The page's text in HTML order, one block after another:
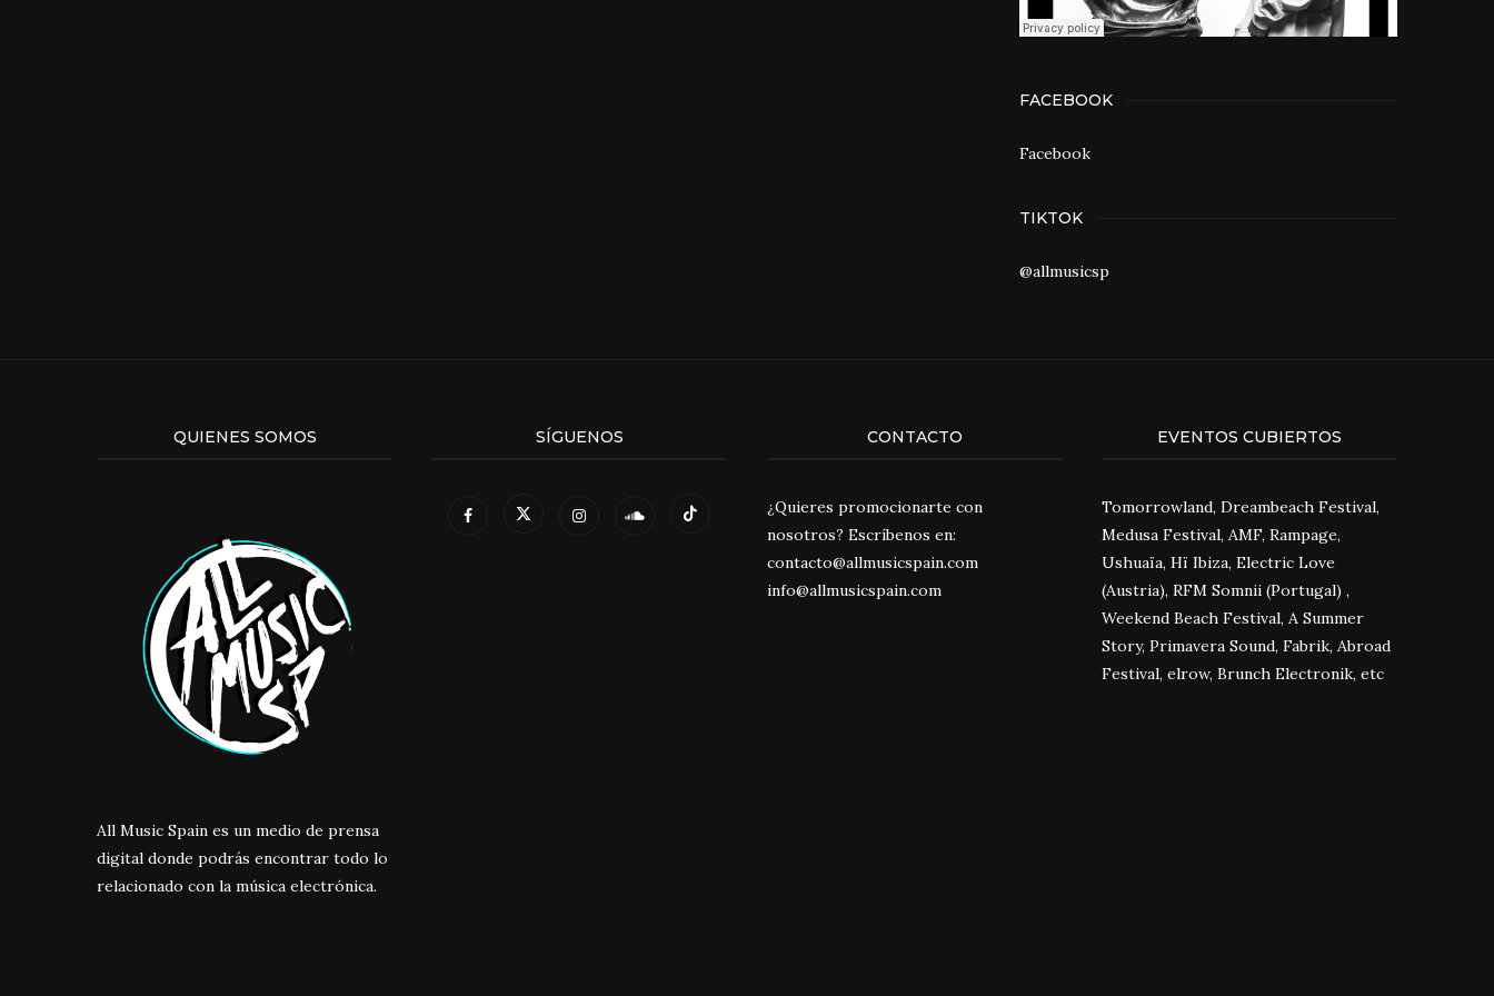
FACEBOOK
Facebook
TIKTOK
@allmusicsp
QUIENES SOMOS
All Music Spain es un medio de prensa
digital donde podrás encontrar todo lo
relacionado con la música electrónica.
SÍGUENOS CONTACTO
¿Quieres promocionarte con
nosotros? Escríbenos en:
contacto@allmusicspain.com
info@allmusicspain.com
EVENTOS CUBIERTOS
Tomorrowland, Dreambeach Festival,
Medusa Festival, AMF, Rampage,
Ushuaïa, Hï Ibiza, Electric Love
(Austria), RFM Somnii (Portugal) ,
Weekend Beach Festival, A Summer
Story, Primavera Sound, Fabrik, Abroad
Festival, elrow, Brunch Electronik, etc